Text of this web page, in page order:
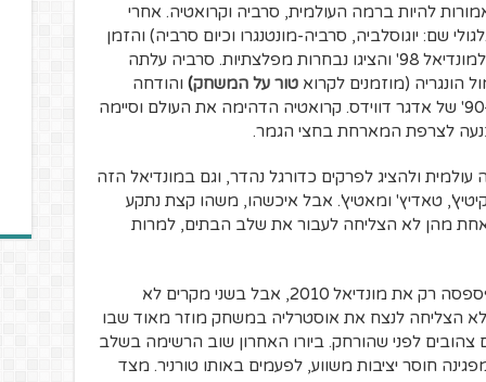
להיות ברמה העולמית, סרביה וקרואטיה. אחרי
שם: יוגוסלביה, סרביה-מונטנגרו וכיום סרביה) והזמן
שלקח לקרואטיה להתארגן, העפילו שתיהן למונדיאל 98' והציגו נבחרות מפלצתיות. סרביה עלתה
טור על המשחק) והודחה
בשמינית הגמר מול הולנד משער בדקה ה-90' של אדגר דווידס. קרואטיה הדהימה את העולם וסיימה
לצרפת המארחת בחצי הגמר.
ולהציג לפרקים כדורגל נהדר, וגם במונדיאל הזה
טאדיץ' ומאטיץ'. אבל איכשהו, משהו קצת נתקע
לפני 20 שנים, אף אחת מהן לא הצליחה לעבור את שלב הבתים, למרות
קרואטיה קצת יותר עקבית ומאז הקמתה פספסה רק את מונדיאל 2010, אבל בשני מקרים לא
להתגבר על מקסיקו וגם ב-2006 לא הצליחה לנצח את אוסטרליה במשחק מוזר מאוד שבו
צהובים לפני שהורחק. ביורו האחרון שוב הרשימה בשלב
חוסר יציבות משווע, לפעמים באותו טורניר. מצד